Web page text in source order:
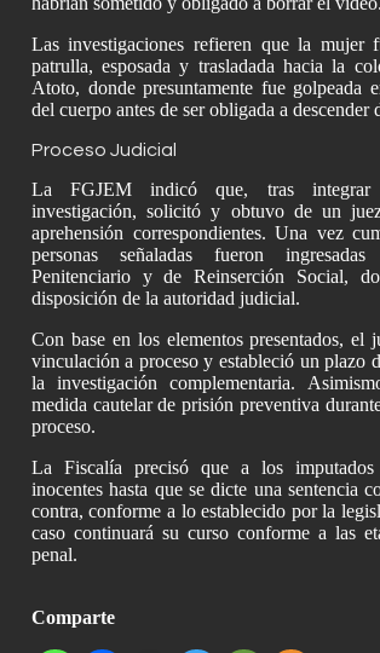
Las investigaciones refieren que la mujer
patrulla, esposada y trasladada hacia la
Atoto, donde presuntamente fue golpeada
del cuerpo antes de ser obligada a descender
Proceso Judicial
La FGJEM indicó que, tras
investigación, solicitó y obtuvo de un
aprehensión correspondientes. Una vez
personas señaladas fueron
Penitenciario y de Reinserción Social,
disposición de la autoridad judicial.
Con base en los elementos presentados, el
vinculación a proceso y estableció un plazo
la investigación complementaria.
medida cautelar de prisión preventiva
proceso.
La Fiscalía precisó que a los imputados
inocentes hasta que se dicte una sentencia
contra, conforme a lo establecido por la
caso continuará su curso conforme a las
penal.
Comparte